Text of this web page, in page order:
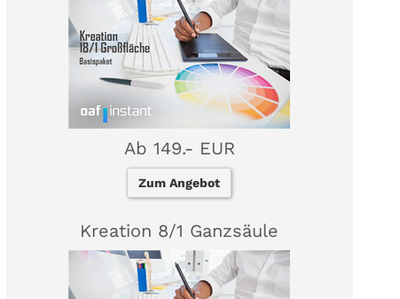
Ab 149.- EUR
Zum Angebot
Kreation 8/1 Ganzsäule